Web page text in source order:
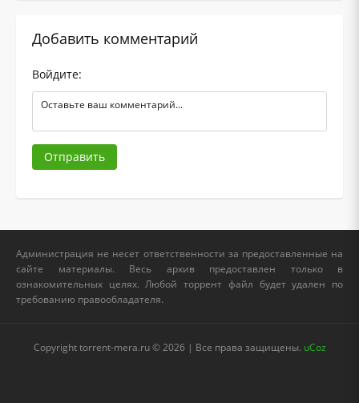
Добавить комментарий
Войдите:
Отправить
Администрация не несет ответственности за предоставленные на
сайте материалы. Весь архив предоставлен только в
ознакомительных целях. Любой торрент файл будет удален по
требованию правообладателя.
Copyright torrent-mera.ru © 2026 | Все права защищены. uCoz